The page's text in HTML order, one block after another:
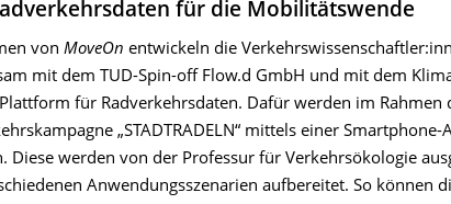
für die Mobilitätswende
von MoveOn entwickeln die
mit dem TUD-Spin-off Flow.d GmbH und mit dem
für Radverkehrsdaten. Dafür werden im Rahmen
„STADTRADELN“ mittels einer
Diese werden von der Professur für Verkehrsökologie
Anwendungsszenarien aufbereitet. So können